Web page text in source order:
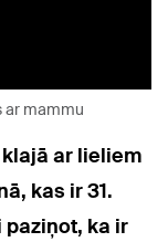
ar mammu
ar lieliem
kas ir 31.
ka ir